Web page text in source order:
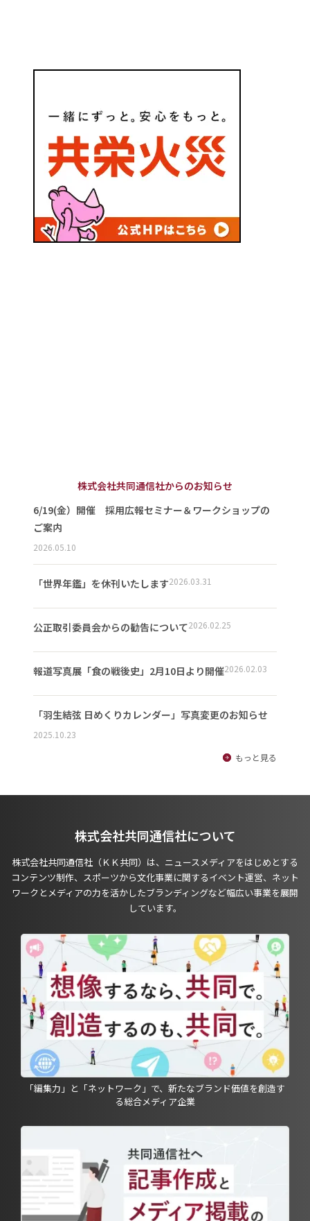
株式会社共同通信社からのお知らせ
6/19(金）開催 採用広報セミナー＆ワークショップの
ご案内
2026.05.10
「世界年鑑」を休刊いたします2026.03.31
公正取引委員会からの勧告について2026.02.25
報道写真展「食の戦後史」2月10日より開催2026.02.03
「羽生結弦 日めくりカレンダー」写真変更のお知らせ
2025.10.23
もっと見る
株式会社共同通信社について
株式会社共同通信社（ＫＫ共同）は、ニュースメディアをはじめとする
コンテンツ制作、スポーツから文化事業に関するイベント運営、ネット
ワークとメディアの力を活かしたブランディングなど幅広い事業を展開
しています。
「編集力」と「ネットワーク」で、新たなブランド価値を創造す
る総合メディア企業